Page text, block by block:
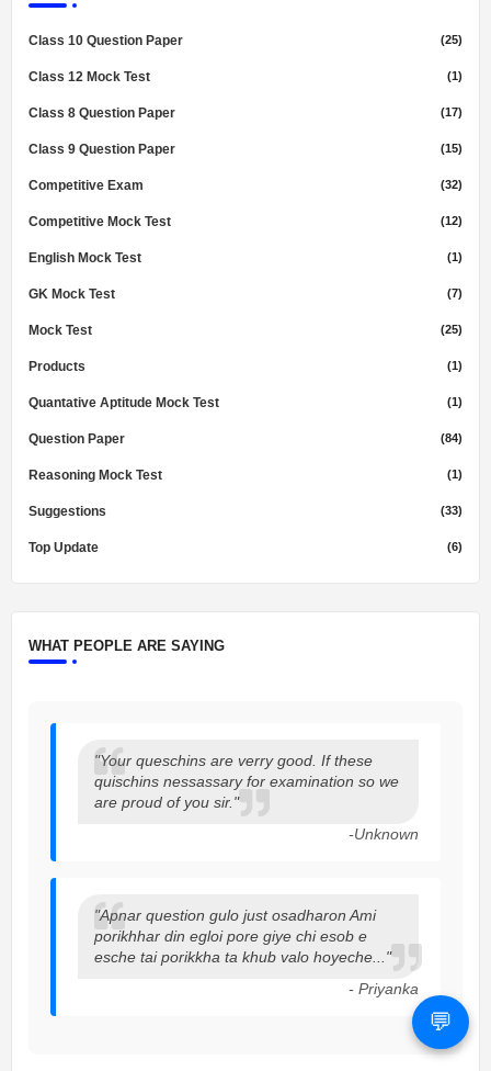
💬
Class 10 Question Paper (25)
Class 12 Mock Test (1)
Class 8 Question Paper (17)
Class 9 Question Paper (15)
Competitive Exam (32)
Competitive Mock Test (12)
English Mock Test (1)
GK Mock Test (7)
Mock Test (25)
Products (1)
Quantative Aptitude Mock Test (1)
Question Paper (84)
Reasoning Mock Test (1)
Suggestions (33)
Top Update (6)
WHAT PEOPLE ARE SAYING
"Your queschins are verry good. If these
quischins nessassary for examination so we
are proud of you sir."
-Unknown
"Apnar question gulo just osadharon Ami
porikhhar din egloi pore giye chi esob e
esche tai porikkha ta khub valo hoyeche..."
- Priyanka